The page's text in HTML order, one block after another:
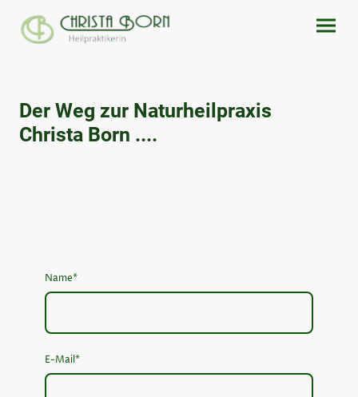
Der Weg zur Naturheilpraxis
Christa Born ....
Name*
E-Mail*